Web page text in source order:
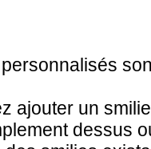
ajouter un
dessus